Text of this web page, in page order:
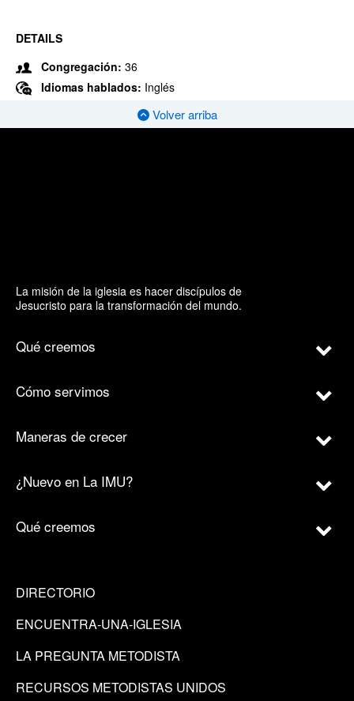
DETAILS
Congregación: 36
Idiomas hablados: Inglés
Volver arriba
La misión de la iglesia es hacer discípulos de
Jesucristo para la transformación del mundo.
Qué creemos
Cómo servimos
Maneras de crecer
¿Nuevo en La IMU?
Qué creemos
DIRECTORIO
ENCUENTRA-UNA-IGLESIA
LA PREGUNTA METODISTA
RECURSOS METODISTAS UNIDOS